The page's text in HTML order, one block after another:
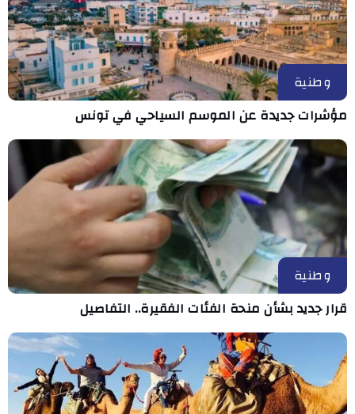
وطنية
مؤشرات جديدة عن الموسم السياحي في تونس
وطنية
قرار جديد بشأن منحة الفئات الفقيرة.. التفاصيل